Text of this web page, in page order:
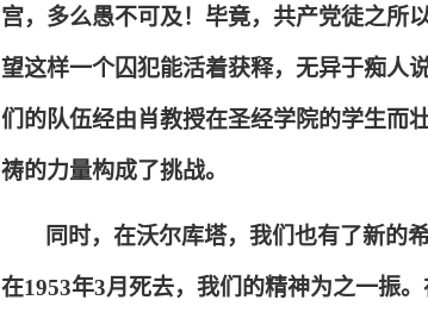
宫，多么愚不可及！毕竟，共产党徒之所
望这样一个囚犯能活着获释，无异于痴人
们的队伍经由肖教授在圣经学院的学生而
祷的力量构成了挑战。
同时，在沃尔库塔，我们也有了新的
在1953年3月死去，我们的精神为之一振